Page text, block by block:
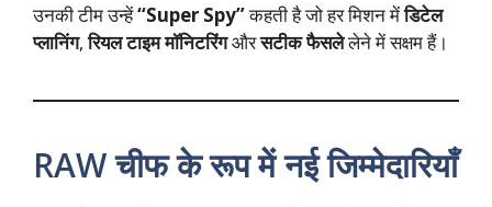
उनकी टीम उन्हें“Super Spy”कहती है जो हर मिशन मेंडिटेल
प्लानिंग,रियल टाइम मॉनिटरिंगऔरसटीक फैसलेलेने में सक्षम हैं।
RAW चीफ के रूप में नई जिम्मेदारियाँ